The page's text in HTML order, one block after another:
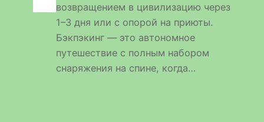
возвращением в цивилизацию через
1–3 дня или с опорой на приюты.
Бэкпэкинг — это автономное
путешествие с полным набором
снаряжения на спине, когда…